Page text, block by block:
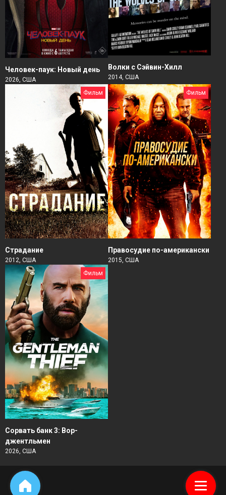
Человек-паук: Новый день
2026, США
Волки с Сэйвин-Хилл
2014, США
Фильм
Страдание
2012, США
Фильм
Правосудие по-американски
2015, США
Фильм
Сорвать банк 3: Вор-
джентльмен
2026, США